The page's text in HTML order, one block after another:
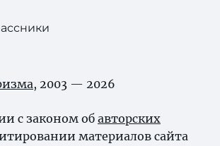
, 2003 — 2026
с законом об авторских
материалов сайта